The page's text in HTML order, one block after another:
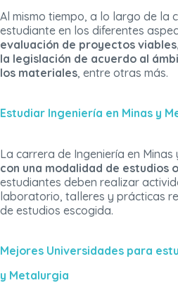
Al mismo tiempo, a lo largo de la
estudiante en los diferentes
evaluación de proyectos
la legislación de acuerdo al
los materiales, entre otras más.
Estudiar Ingeniería en Minas y
La carrera de Ingeniería en Minas
con una modalidad de estudios
estudiantes deben realizar
laboratorio, talleres y prácticas
de estudios escogida.
Mejores Universidades para
y Metalurgia